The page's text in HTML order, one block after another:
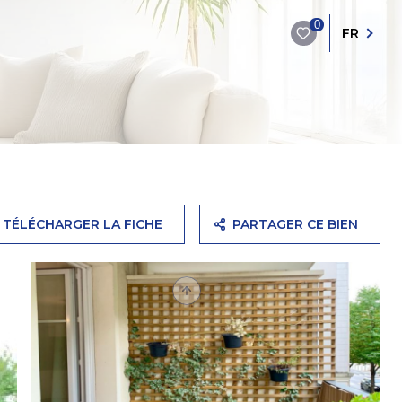
0
FR
TÉLÉCHARGER LA FICHE PARTAGER CE BIEN